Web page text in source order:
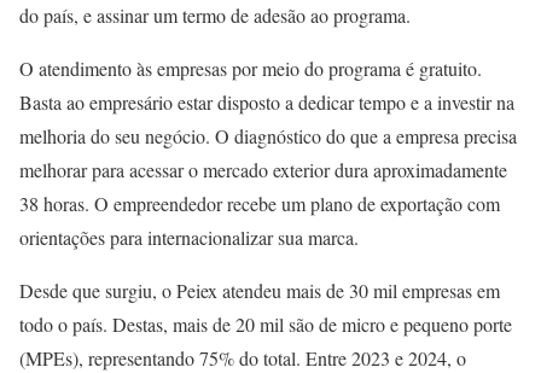
do país, e assinar um termo de adesão ao programa.
O atendimento às empresas por meio do programa é gratuito.
Basta ao empresário estar disposto a dedicar tempo e a investir na
melhoria do seu negócio. O diagnóstico do que a empresa precisa
melhorar para acessar o mercado exterior dura aproximadamente
38 horas. O empreendedor recebe um plano de exportação com
orientações para internacionalizar sua marca.
Desde que surgiu, o Peiex atendeu mais de 30 mil empresas em
todo o país. Destas, mais de 20 mil são de micro e pequeno porte
(MPEs), representando 75% do total. Entre 2023 e 2024, o